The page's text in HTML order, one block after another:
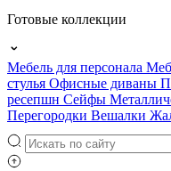
Готовые коллекции
Мебель для персонала
стулья Офисные диваны
ресепшн Сейфы
Перегородки Вешалки